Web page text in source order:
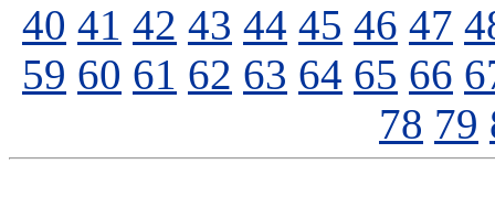
40 41 42 43 44 45 46 47
59 60 61 62 63 64 65 66
78 79